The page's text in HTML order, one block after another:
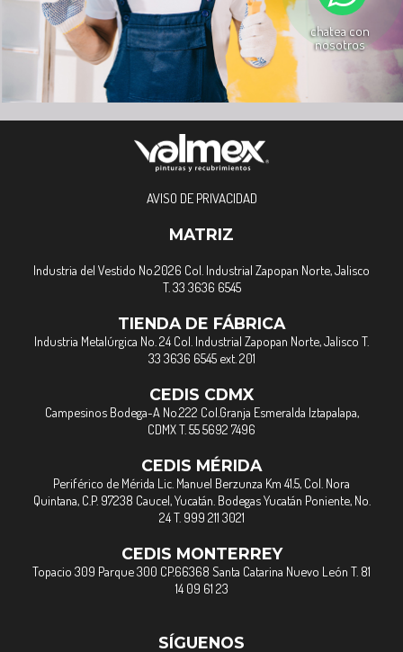
chatea con
nosotros
AVISO DE PRIVACIDAD
MATRIZ
Industria del Vestido No.2026 Col. Industrial Zapopan Norte, Jalisco
T. 33 3636 6545
TIENDA DE FÁBRICA
Industria Metalúrgica No. 24 Col. Industrial Zapopan Norte, Jalisco T.
33 3636 6545 ext. 201
CEDIS CDMX
Campesinos Bodega-A No.222 Col.Granja Esmeralda Iztapalapa,
CDMX T. 55 5692 7496
CEDIS MÉRIDA
Periférico de Mérida Lic. Manuel Berzunza Km 41.5, Col. Nora
Quintana, C.P. 97238 Caucel, Yucatán. Bodegas Yucatán Poniente, No.
24 T. 999 211 3021
CEDIS MONTERREY
Topacio 309 Parque 300 CP.66368 Santa Catarina Nuevo León T. 81
14 09 61 23
SÍGUENOS